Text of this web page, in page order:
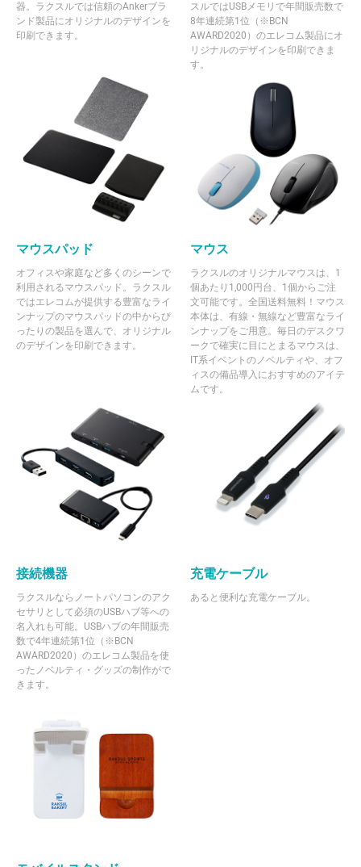
器。ラクスルでは信頼のAnkerブラ
ンド製品にオリジナルのデザインを
印刷できます。
スルではUSBメモリで年間販売数で
8年連続第1位（※BCN
AWARD2020）のエレコム製品にオ
リジナルのデザインを印刷できま
す。
マウスパッド
オフィスや家庭など多くのシーンで
利用されるマウスパッド。ラクスル
ではエレコムが提供する豊富なライ
ンナップのマウスパッドの中からぴ
ったりの製品を選んで、オリジナル
のデザインを印刷できます。
マウス
ラクスルのオリジナルマウスは、1
個あたり1,000円台、1個からご注
文可能です。全国送料無料！マウス
本体は、有線・無線など豊富なライ
ンナップをご用意。毎日のデスクワ
ークで確実に目にとまるマウスは、
IT系イベントのノベルティや、オフ
ィスの備品導入におすすめのアイテ
ムです。
接続機器
ラクスルならノートパソコンのアク
セサリとして必須のUSBハブ等への
名入れも可能。USBハブの年間販売
数で4年連続第1位（※BCN
AWARD2020）のエレコム製品を使
ったノベルティ・グッズの制作がで
きます。
充電ケーブル
あると便利な充電ケーブル。